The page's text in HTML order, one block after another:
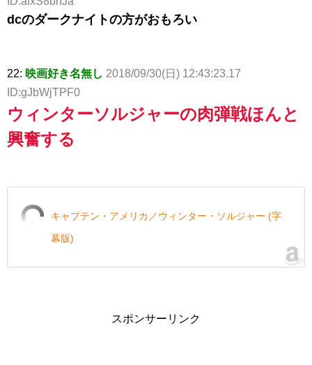
dcのダークナイトの方がおもろい
22: 映画好き名無し 2018/09/30(日) 12:43:23.17
ID:gJbWjTPF0
ウィンターソルジャーの肉弾戦ほんと
興奮する
キャプテン・アメリカ／ウィンター・ソルジャー (字
幕版)
スポンサーリンク